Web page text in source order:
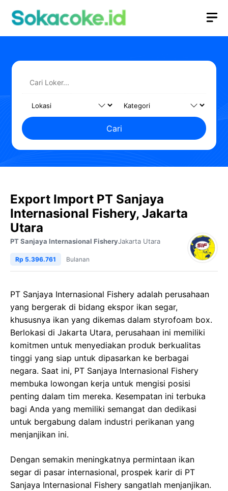
Cari
Export Import PT Sanjaya
Internasional Fishery, Jakarta
Utara
PT Sanjaya Internasional FisheryJakarta Utara
Rp 5.396.761 Bulanan
PT Sanjaya Internasional Fishery adalah perusahaan
yang bergerak di bidang ekspor ikan segar,
khususnya ikan yang dikemas dalam styrofoam box.
Berlokasi di Jakarta Utara, perusahaan ini memiliki
komitmen untuk menyediakan produk berkualitas
tinggi yang siap untuk dipasarkan ke berbagai
negara. Saat ini, PT Sanjaya Internasional Fishery
membuka lowongan kerja untuk mengisi posisi
penting dalam tim mereka. Kesempatan ini terbuka
bagi Anda yang memiliki semangat dan dedikasi
untuk bergabung dalam industri perikanan yang
menjanjikan ini.
Dengan semakin meningkatnya permintaan ikan
segar di pasar internasional, prospek karir di PT
Sanjaya Internasional Fishery sangatlah menjanjikan.